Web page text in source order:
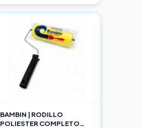
BAMBIN | RODILLO
POLIESTER COMPLETO